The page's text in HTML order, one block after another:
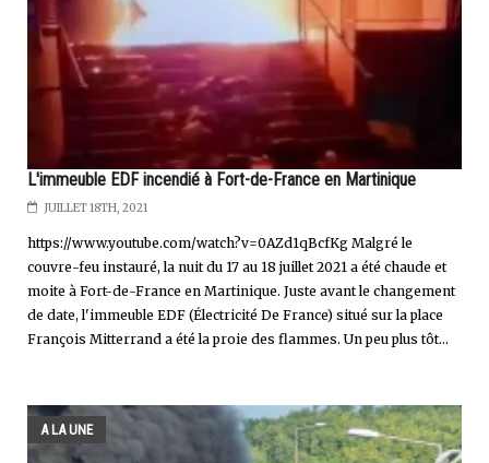
L'immeuble EDF incendié à Fort-de-France en Martinique
JUILLET 18TH, 2021
https://www.youtube.com/watch?v=0AZd1qBcfKg Malgré le
couvre-feu instauré, la nuit du 17 au 18 juillet 2021 a été chaude et
moite à Fort-de-France en Martinique. Juste avant le changement
de date, l'immeuble EDF (Électricité De France) situé sur la place
François Mitterrand a été la proie des flammes. Un peu plus tôt...
A LA UNE